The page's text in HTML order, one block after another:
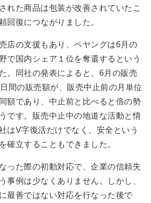
れた商品は包装が改善されていたこ
回復につながりました。
店の支援もあり、ペヤングは6月の
で国内シェア１位を奪還するという
。同社の発表によると、6月の販売
間の販売額が、販売中止前の月単位
額であり、中止前と比べると倍の勢
です。販売中止中の地道な活動と情
はV字復活だけでなく、安全という
確立することもできました。
った際の初動対応で、企業の信頼失
事例は少なくありません。しかし、
最善ではない対応を行なった後で